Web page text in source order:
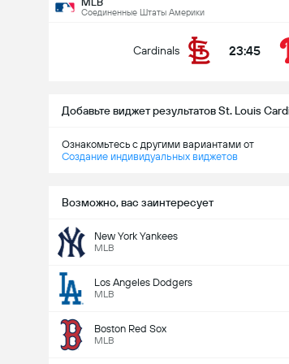
Соединенные Штаты Америки
Cardinals 23:45
Добавьте виджет результатов St. Louis
Ознакомьтесь с другими вариантами от
Создание индивидуальных виджетов
Возможно, вас заинтересует
New York Yankees
MLB
Los Angeles Dodgers
MLB
Boston Red Sox
MLB
MLB
Cardinals Rockies